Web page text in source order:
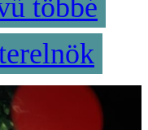
többé